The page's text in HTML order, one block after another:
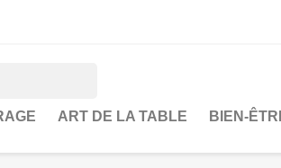
ART DE LA TABLE BIEN-